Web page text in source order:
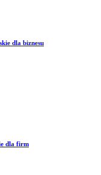
dla biznesu
dla firm